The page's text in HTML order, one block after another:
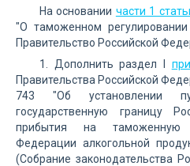
На основании части 1
"О таможенном
Правительство Российской
1. Дополнить раздел I
Правительства Российской
743 "Об установлении
государственную границу
прибытия на таможенную
Федерации алкогольной
(Собрание законодательства